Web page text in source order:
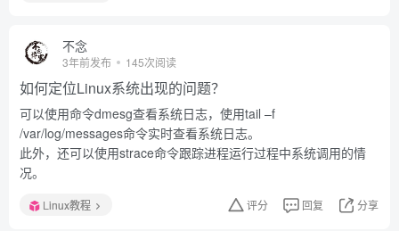
不念
3年前发布 145次阅读
如何定位Linux系统出现的问题？
可以使用命令dmesg查看系统日志，使用tail –f
/var/log/messages命令实时查看系统日志。
此外，还可以使用strace命令跟踪进程运行过程中系统调用的情
况。
Linux教程 评分 回复 分享